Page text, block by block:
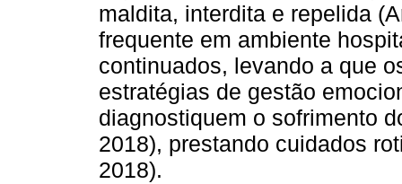
maldita, interdita e repelida
frequente em ambiente
continuados, levando a que
estratégias de gestão
diagnostiquem o sofrimento
2018), prestando cuidados
2018).